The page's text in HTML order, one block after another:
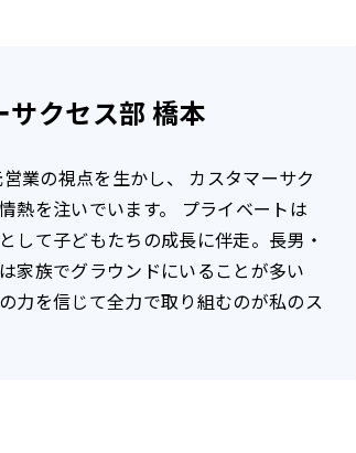
サクセス部 橋本
業の視点を生かし、 カスタマーサク
熱を注いでいます。 プライベートは
して子どもたちの成長に伴走。長男・
家族でグラウンドにいることが多い
力を信じて全力で取り組むのが私のス